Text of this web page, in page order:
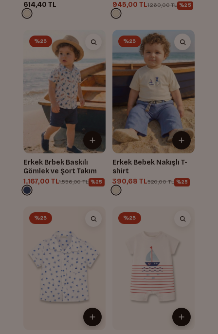
614,40 TL
945,00 TL1.260,00 TL %25
%25
Erkek Brbek Baskılı
Gömlek ve Şort Takım
1.167,00 TL1.556,00 TL %25
%25
Erkek Bebek Nakışlı T-
shirt
390,68 TL520,00 TL %25
%25 %25